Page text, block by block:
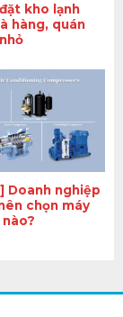
kho lạnh
hàng, quán
Doanh nghiệp
chọn máy